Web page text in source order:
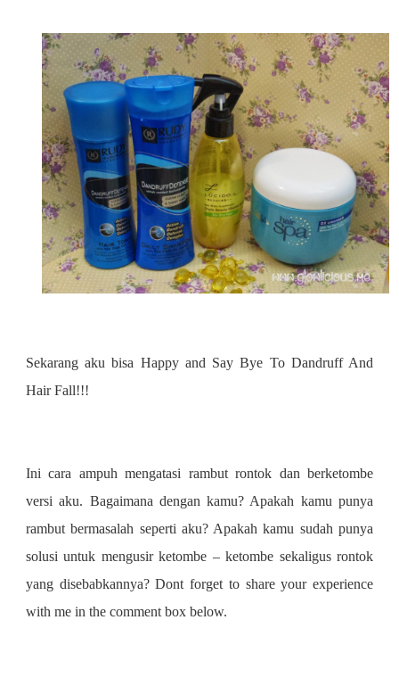
Sekarang aku bisa Happy and Say Bye To Dandruff And
Hair Fall!!!
Ini cara ampuh mengatasi rambut rontok dan berketombe
versi aku. Bagaimana dengan kamu? Apakah kamu punya
rambut bermasalah seperti aku? Apakah kamu sudah punya
solusi untuk mengusir ketombe – ketombe sekaligus rontok
yang disebabkannya? Dont forget to share your experience
with me in the comment box below.